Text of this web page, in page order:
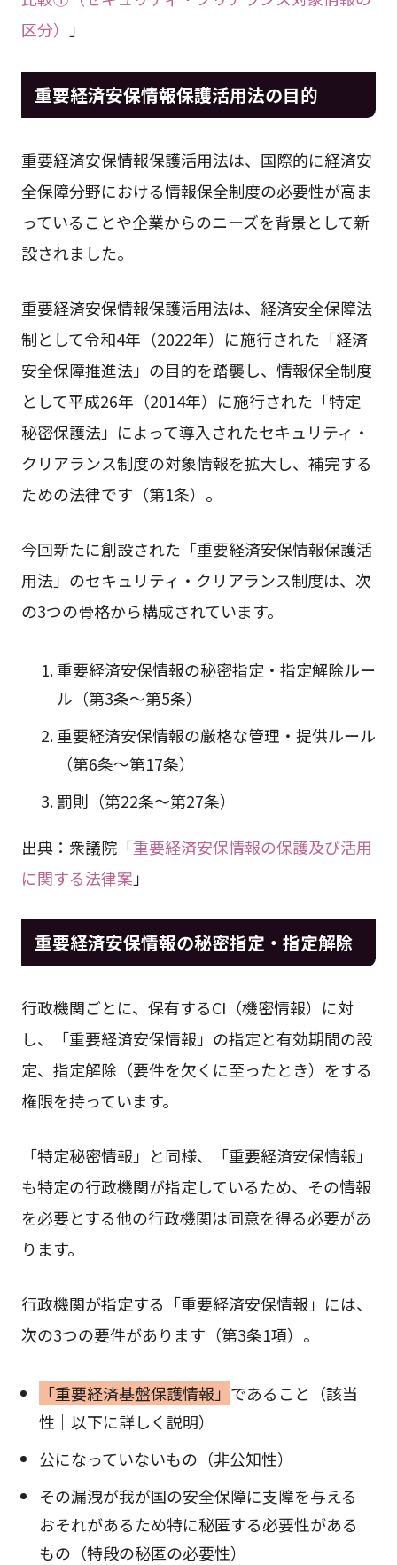
区分） 」
重要経済安保情報保護活用法の目的
重要経済安保情報保護活用法は、国際的に経済安
全保障分野における情報保全制度の必要性が高ま
っていることや企業からのニーズを背景として新
設されました。
重要経済安保情報保護活用法は、経済安全保障法
制として令和4年（2022年）に施行された「経済
安全保障推進法」の目的を踏襲し、情報保全制度
として平成26年（2014年）に施行された「特定
秘密保護法」によって導入されたセキュリティ・
クリアランス制度の対象情報を拡大し、補完する
ための法律です（第1条）。
今回新たに創設された「重要経済安保情報保護活
用法」のセキュリティ・クリアランス制度は、次
の3つの骨格から構成されています。
重要経済安保情報の秘密指定・指定解除ルー
ル（第3条～第5条）
重要経済安保情報の厳格な管理・提供ルール
（第6条～第17条）
罰則（第22条～第27条）
出典：衆議院「重要経済安保情報の保護及び活用
に関する法律案 」
重要経済安保情報の秘密指定・指定解除
行政機関ごとに、保有するCI（機密情報）に対
し、「重要経済安保情報」の指定と有効期間の設
定、指定解除（要件を欠くに至ったとき）をする
権限を持っています。
「特定秘密情報」と同様、「重要経済安保情報」
も特定の行政機関が指定しているため、その情報
を必要とする他の行政機関は同意を得る必要があ
ります。
行政機関が指定する「重要経済安保情報」には、
次の3つの要件があります（第3条1項）。
「重要経済基盤保護情報」 であること（該当
性｜以下に詳しく説明）
公になっていないもの（非公知性）
その漏洩が我が国の安全保障に支障を与える
おそれがあるため特に秘匿する必要性がある
もの（特段の秘匿の必要性）